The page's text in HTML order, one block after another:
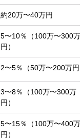
約20万〜40万円
5〜10％（100万〜300万
円）
2〜5％（50万〜200万円
3〜8％（100万〜300万
円）
5〜15％（100万〜400万
円）